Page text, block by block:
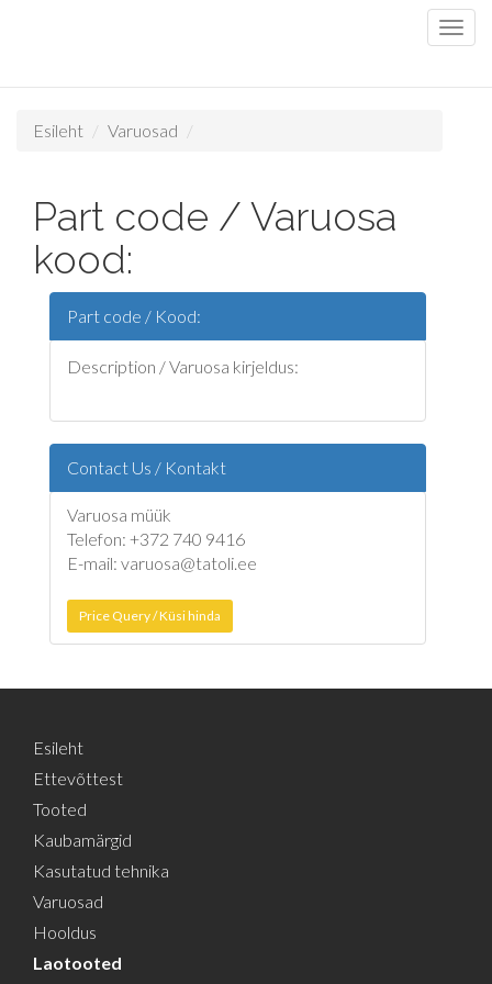
Esileht Varuosad
Part code / Varuosa
kood:
Part code / Kood:
Description / Varuosa kirjeldus:
Contact Us / Kontakt
Varuosa müük
Telefon: +372 740 9416
E-mail: varuosa@tatoli.ee
Price Query / Küsi hinda
Esileht
Ettevõttest
Tooted
Kaubamärgid
Kasutatud tehnika
Varuosad
Hooldus
Laotooted